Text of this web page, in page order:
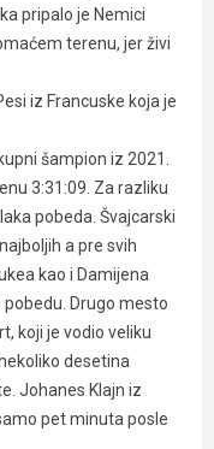
pripalo je Nemici
terenu, jer živi
iz Francuske koja je
šampion iz 2021.
3:31:09. Za razliku
pobeda. Švajcarski
a pre svih
kao i Damijena
Drugo mesto
koji je vodio veliku
desetina
Johanes Klajn iz
pet minuta posle